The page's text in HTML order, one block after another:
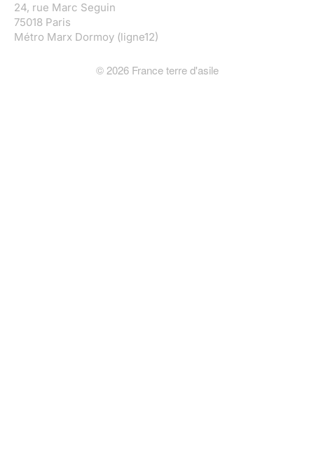
24, rue Marc Seguin
75018 Paris
Métro Marx Dormoy (ligne12)
©2026France terre d'asile